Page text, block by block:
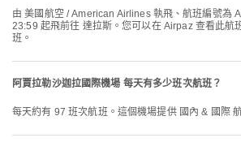
由 美國航空 / American Airlines 執飛、航班編號為 AA1999 的最晚航班於
23:59 起飛前往 達拉斯。您可以在 Airpaz 查看此航
班。
阿賈拉勒沙迦拉國際機場 每天有多少班次航班？
每天約有 97 班次航班。這個機場提供 國內 & 國際